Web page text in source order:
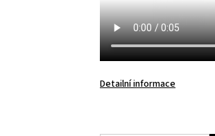
Detailní informace